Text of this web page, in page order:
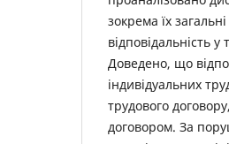
зокрема їх
відповідальність
Доведено, що
індивідуальних
трудового
договором. За